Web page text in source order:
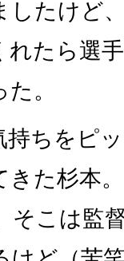
したけど
れたら選
。
ちをピ
た杉本
そこは監